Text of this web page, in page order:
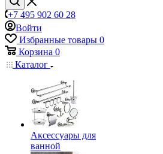
+7 495 902 60 28
Войти
Избранные товары 0
Корзина 0
Каталог
Аксессуары для
ванной